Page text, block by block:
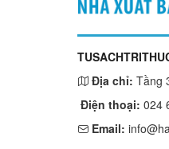
Địa chỉ: Tầng
Điện thoại: 024
Email: